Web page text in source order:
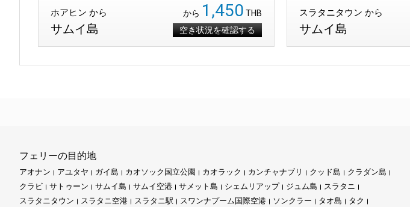
ホアヒン から
サムイ島
から 1,450 THB
空き状況を確認する
スラタニタウン から
サムイ島
フェリーの目的地
アオナン アユタヤ ガイ島 カオソック国立公園 カオラック カンチャナブリ クッド島
クラダン島
クラビ
サトゥーン サムイ島 サムイ空港 サメット島 シェムリアップ ジュム島
スラタニ
スラタニタウン
スラタニ空港 スラタニ駅 スワンナプーム国際空港 ソンクラー タオ島
タク